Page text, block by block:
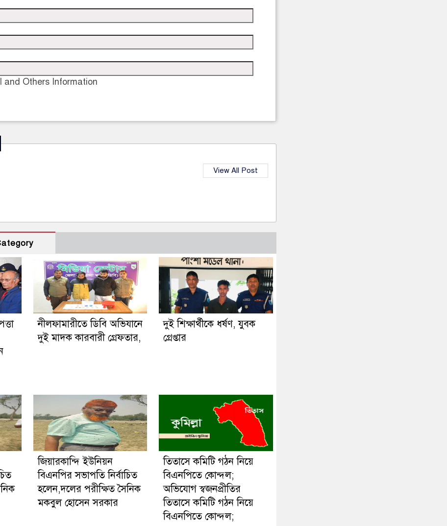
and Others Information
View All Post
নীলফামারীতে ডিবি অভিযানে
দুই মাদক কারবারী গ্রেফতার,
দুই শিক্ষার্থীকে ধর্ষণ, যুবক
গ্রেপ্তার
জিয়ারকান্দি ইউনিয়ন
বিএনপির সভাপতি নির্বাচিত
হলেন,দলের পরীক্ষিত সৈনিক
মকবুল হোসেন সরকার
তিতাসে কমিটি গঠন নিয়ে
বিএনপিতে কোন্দল;
অভিযোগ স্বজনপ্রীতির
তিতাসে কমিটি গঠন নিয়ে
বিএনপিতে কোন্দল;